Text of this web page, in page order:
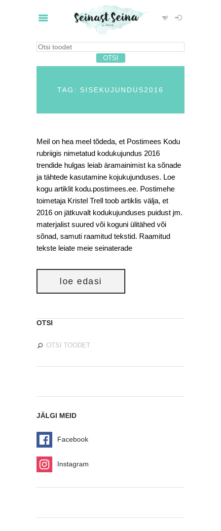
TAG: SISEKUJUNDUS2016
Meil on hea meel tõdeda, et Postimees Kodu
rubriigis nimetatud kodukujundus 2016
trendide hulgas leiab äramainimist ka sõnade
ja tähtede kasutamine kojukujunduses. Loe
kogu artiklit kodu.postimees.ee. Postimehe
toimetaja Kristel Trell toob artiklis välja, et
2016 on jätkuvalt kodukujunduses puidust jm.
materjalist suured või koguni ülitähed või
sõnad, samuti raamitud tekstid. Raamitud
tekste leiate meie seinaterade
loe edasi
OTSI
JÄLGI MEID
Facebook
Instagram